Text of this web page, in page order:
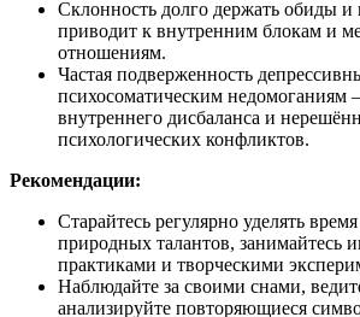
Склонность долго держать обиды
приводит к внутренним блокам и
отношениям.
Частая подверженность
психосоматическим недомоганиям
внутреннего дисбаланса и
психологических конфликтов.
Рекомендации:
Старайтесь регулярно уделять
природных талантов, занимайтесь
практиками и творческими
Наблюдайте за своими снами,
анализируйте повторяющиеся